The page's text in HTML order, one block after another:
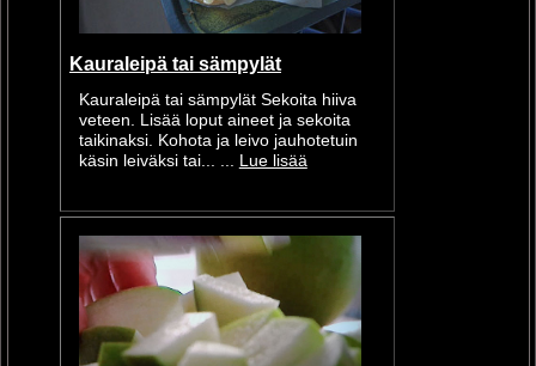
Kauraleipä tai sämpylät
Kauraleipä tai sämpylät Sekoita hiiva
veteen. Lisää loput aineet ja sekoita
taikinaksi. Kohota ja leivo jauhotetuin
käsin leiväksi tai... ...
Lue lisää